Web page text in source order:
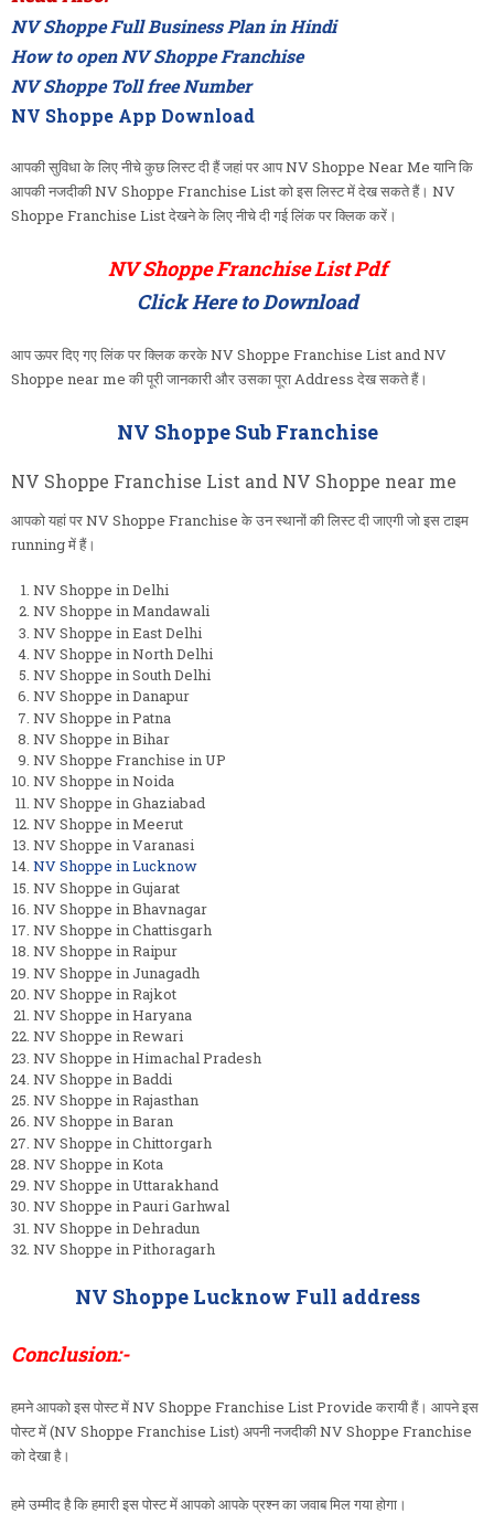
NV Shoppe Full Business Plan in Hindi
How to open NV Shoppe Franchise
NV Shoppe Toll free Number
NV Shoppe App Download
आपकी सुविधा के लिए नीचे कुछ लिस्ट दी हैं जहां पर आप NV Shoppe Near Me यानि कि
आपकी नजदीकी NV Shoppe Franchise List को इस लिस्ट में देख सकते हैं। NV
Shoppe Franchise List देखने के लिए नीचे दी गई लिंक पर क्लिक करें।
NV Shoppe Franchise List Pdf
Click Here to Download
आप ऊपर दिए गए लिंक पर क्लिक करके NV Shoppe Franchise List and NV
Shoppe near me की पूरी जानकारी और उसका पूरा Address देख सकते हैं।
NV Shoppe Sub Franchise
NV Shoppe Franchise List and NV Shoppe near me
आपको यहां पर NV Shoppe Franchise के उन स्थानों की लिस्ट दी जाएगी जो इस टाइम
running में हैं।
NV Shoppe in Delhi
NV Shoppe in Mandawali
NV Shoppe in East Delhi
NV Shoppe in North Delhi
NV Shoppe in South Delhi
NV Shoppe in Danapur
NV Shoppe in Patna
NV Shoppe in Bihar
NV Shoppe Franchise in UP
NV Shoppe in Noida
NV Shoppe in Ghaziabad
NV Shoppe in Meerut
NV Shoppe in Varanasi
NV Shoppe in Lucknow
NV Shoppe in Gujarat
NV Shoppe in Bhavnagar
NV Shoppe in Chattisgarh
NV Shoppe in Raipur
NV Shoppe in Junagadh
NV Shoppe in Rajkot
NV Shoppe in Haryana
NV Shoppe in Rewari
NV Shoppe in Himachal Pradesh
NV Shoppe in Baddi
NV Shoppe in Rajasthan
NV Shoppe in Baran
NV Shoppe in Chittorgarh
NV Shoppe in Kota
NV Shoppe in Uttarakhand
NV Shoppe in Pauri Garhwal
NV Shoppe in Dehradun
NV Shoppe in Pithoragarh
NV Shoppe Lucknow Full address
Conclusion:-
हमने आपको इस पोस्ट में NV Shoppe Franchise List Provide करायी हैं। आपने इस
पोस्ट में (NV Shoppe Franchise List) अपनी नजदीकी NV Shoppe Franchise
को देखा है।
हमे उम्मीद है कि हमारी इस पोस्ट में आपको आपके प्रश्न का जवाब मिल गया होगा।